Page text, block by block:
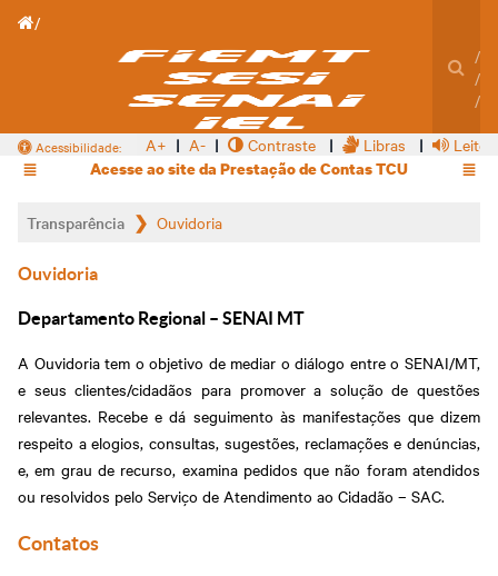
Acessibilidade: A+ A- Contraste Libras Leitor
TRANSPARÊNCIA SENAI
Acesse ao site da Prestação de Contas TCU
Transparência Ouvidoria
Ouvidoria
Departamento Regional – SENAI MT
A Ouvidoria tem o objetivo de mediar o diálogo entre o SENAI/MT,
e seus clientes/cidadãos para promover a solução de questões
relevantes. Recebe e dá seguimento às manifestações que dizem
respeito a elogios, consultas, sugestões, reclamações e denúncias,
e, em grau de recurso, examina pedidos que não foram atendidos
ou resolvidos pelo Serviço de Atendimento ao Cidadão – SAC.
Contatos